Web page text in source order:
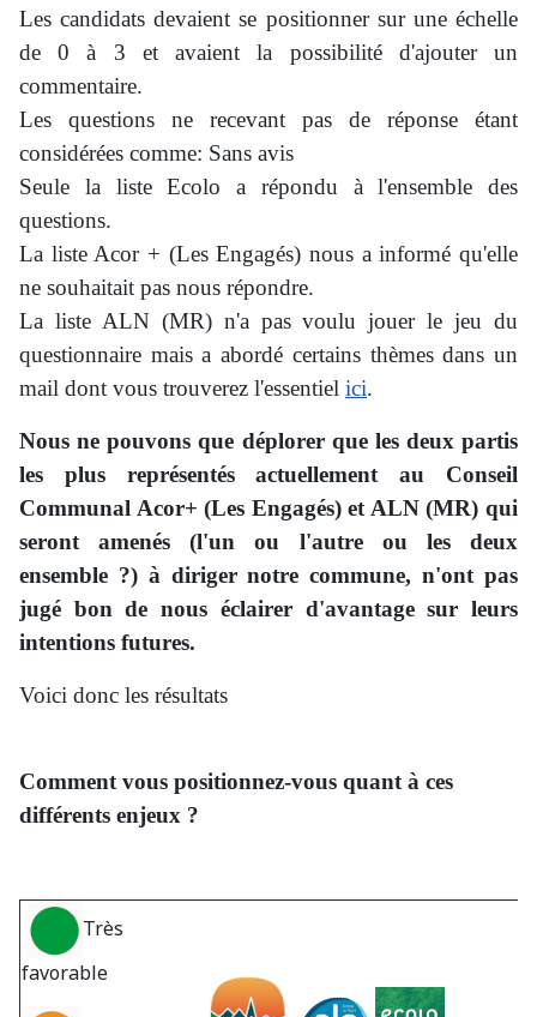
Les candidats devaient se positionner sur une échelle
de 0 à 3 et avaient la possibilité d'ajouter un
commentaire.
Les questions ne recevant pas de réponse étant
considérées comme: Sans avis
Seule la liste Ecolo a répondu à l'ensemble des
questions.
La liste Acor + (Les Engagés) nous a informé qu'elle
ne souhaitait pas nous répondre.
La liste ALN (MR) n'a pas voulu jouer le jeu du
questionnaire mais a abordé certains thèmes dans un
mail dont vous trouverez l'essentiel ici.
Nous ne pouvons que déplorer que les deux partis
les plus représentés actuellement au Conseil
Communal Acor+ (Les Engagés) et ALN (MR) qui
seront amenés (l'un ou l'autre ou les deux
ensemble ?) à diriger notre commune, n'ont pas
jugé bon de nous éclairer d'avantage sur leurs
intentions futures.
Voici donc les résultats
Comment vous positionnez-vous quant à ces
différents enjeux ?
Très
favorable